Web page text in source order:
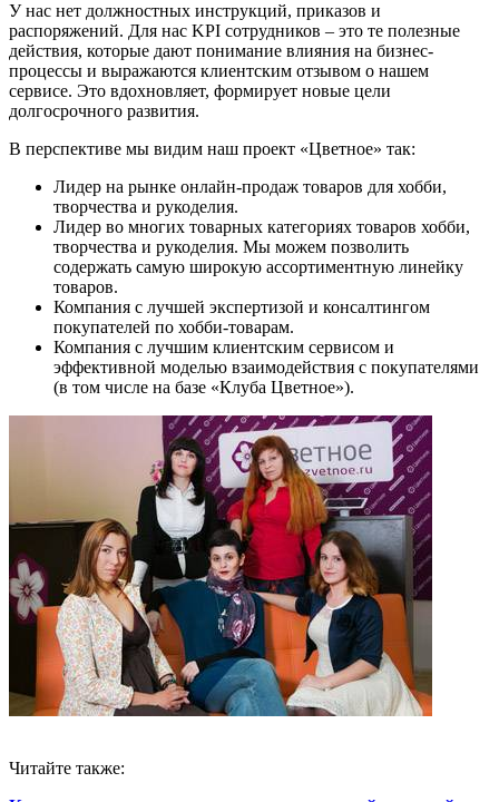
У нас нет должностных инструкций, приказов и
распоряжений. Для нас KPI сотрудников – это те полезные
действия, которые дают понимание влияния на бизнес-
процессы и выражаются клиентским отзывом о нашем
сервисе. Это вдохновляет, формирует новые цели
долгосрочного развития.
В перспективе мы видим наш проект «Цветное» так:
Лидер на рынке онлайн-продаж товаров для хобби,
творчества и рукоделия.
Лидер во многих товарных категориях товаров хобби,
творчества и рукоделия. Мы можем позволить
содержать самую широкую ассортиментную линейку
товаров.
Компания с лучшей экспертизой и консалтингом
покупателей по хобби-товарам.
Компания с лучшим клиентским сервисом и
эффективной моделью взаимодействия с покупателями
(в том числе на базе «Клуба Цветное»).
Читайте также: